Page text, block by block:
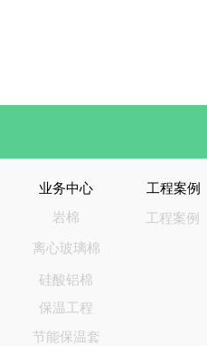
业务中心
工程案例
岩棉
离心玻璃棉
硅酸铝棉
保温工程
节能保温套
工程案例